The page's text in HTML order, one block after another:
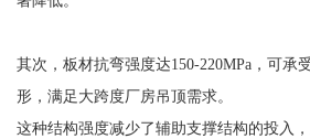
其次，板材抗弯强度达150-220MPa，可承
形，满足大跨度厂房吊顶需求。
这种结构强度减少了辅助支撑结构的投入